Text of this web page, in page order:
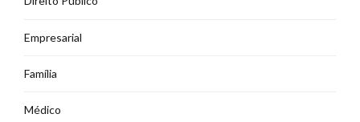
Empresarial
Família
Médico